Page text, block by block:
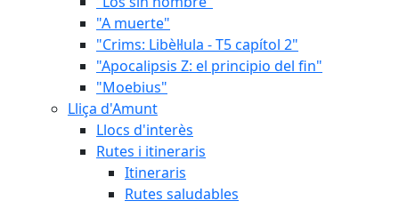
"A muerte"
"Crims: Libèl·lula - T5 capítol 2"
"Apocalipsis Z: el principio del fin"
"Moebius"
Lliça d'Amunt
Llocs d'interès
Rutes i itineraris
Itineraris
Rutes saludables